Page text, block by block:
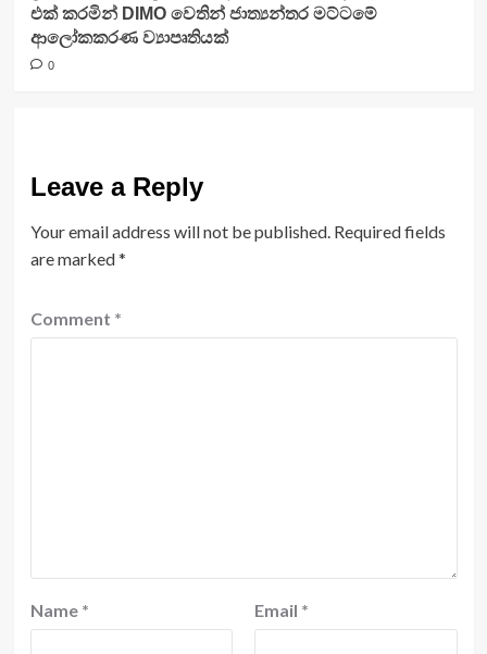
එක් කරමින් DIMO වෙතින් ජාත්‍යන්තර මට්ටමේ
ආලෝකකරණ ව්‍යාපෘතියක්
0
Leave a Reply
Your email address will not be published. Required fields
are marked*
Comment *
Name * Email *